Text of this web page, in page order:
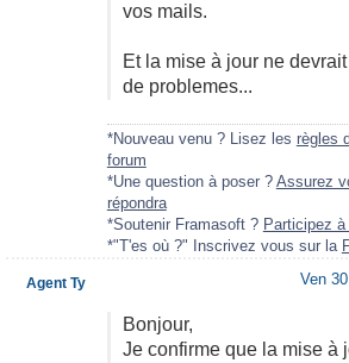
vos mails.
Et la mise à jour ne
de problemes...
*Nouveau venu ? Lisez les règles
forum
*Une question à poser ? Assurez
répondra
*Soutenir Framasoft ? Participez à
*"T'es où ?" Inscrivez vous sur la
Ven
Bonjour,
Je confirme que la mise à
Agent Ty